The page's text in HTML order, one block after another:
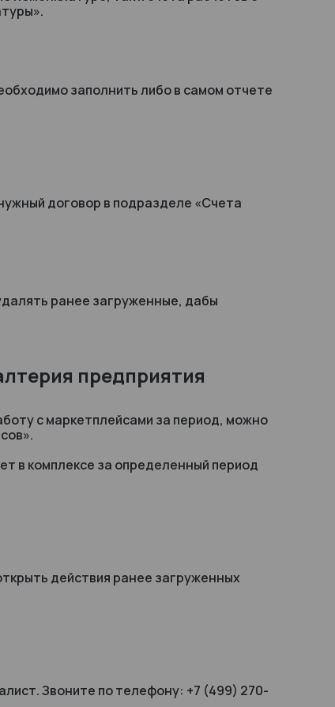
заполнить либо в самом отчете
договор в подразделе «Счета
ранее загруженные, дабы
предприятия
с маркетплейсами за период, можно
в комплексе за определенный период
действия ранее загруженных
Звоните по телефону: +7 (499) 270-